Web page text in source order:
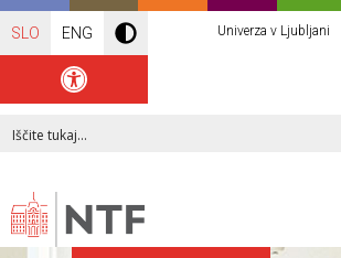
SLO ENG Univerza v Ljubljani